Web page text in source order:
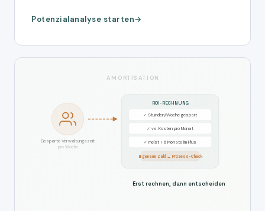
Potenzialanalyse starten
AMORTISATION
Gesparte Verwaltungszeit
pro Woche
ROI-RECHNUNG
✓ Stunden/Woche gespart
✓ vs. Kosten pro Monat
✓ meist < 6 Monate im Plus
⏸ genaue Zahl → Prozess-Check
Erst rechnen, dann entscheiden